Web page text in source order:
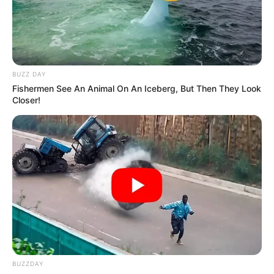
-ad3
🤝Apoio Parlamentar Consolidado
Senadores e Deputados Federais reafirmam apoio à
Aposentadoria Especial dos Agentes, tanto da PEC 14 quanto
do PLP 185/2024 (Projeto de Lei Complementar).
A aprovação da PEC 14 na Câmara dos Deputados e a
aprovação do PLP no Senado
representaram duas vitórias
históricas que mostram que o Parlamento Brasileiro reconhece o
risco, o adoecimento e a importância dos ACS e ACE para o SUS.
BUZZ DAY
Fishermen See An Animal On An Iceberg, But Then They Look
Closer!
BUZZDAY